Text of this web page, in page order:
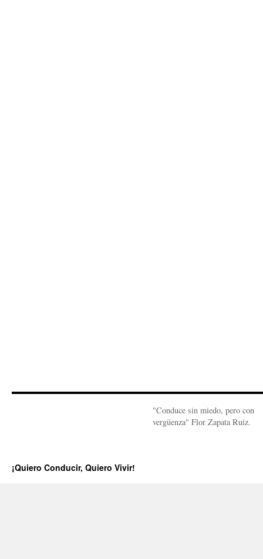
"Conduce sin miedo, pero con
vergüenza" Flor Zapata Ruiz.
¡Quiero Conducir, Quiero Vivir!